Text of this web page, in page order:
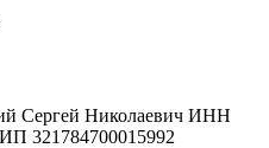
Сергей Николаевич ИНН
321784700015992